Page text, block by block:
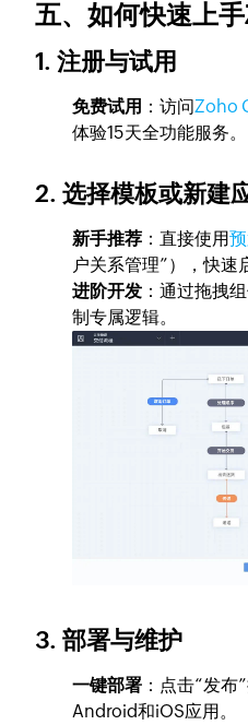
五、如何快速上
1. 注册与试用
免费试用 ：访问Zoho
体验15天全功能服务。
2. 选择模板或新建
新手推荐 ：直接使用
户关系管理”），快速
进阶开发 ：通过拖拽
制专属逻辑。
3. 部署与维护
一键部署 ：点击“发布
Android和iOS应用。